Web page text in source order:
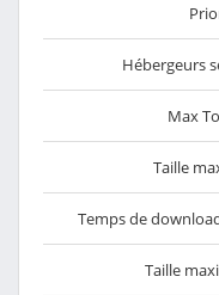
Hébergeurs
Max
Taille
Temps de
Taille